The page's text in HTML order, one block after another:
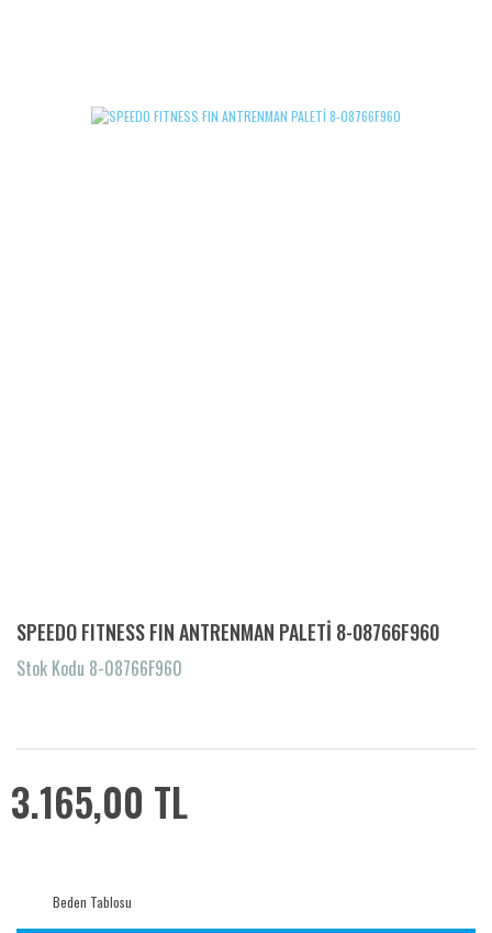
SPEEDO FITNESS FIN ANTRENMAN PALETİ 8-08766F960
Stok Kodu 8-08766F960
3.165,00 TL
Beden Tablosu